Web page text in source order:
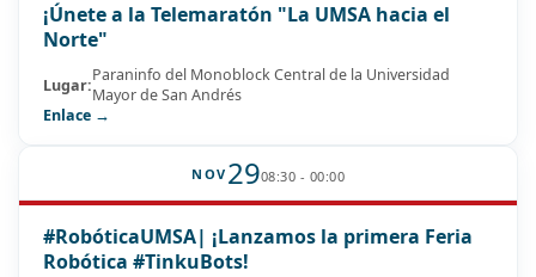
¡Únete a la Telemaratón "La UMSA hacia el
Norte"
Lugar:Paraninfo del Monoblock Central de la Universidad
Mayor de San Andrés
Enlace →
NOV 2908:30 - 00:00
#RobóticaUMSA| ¡Lanzamos la primera Feria
Robótica #TinkuBots!